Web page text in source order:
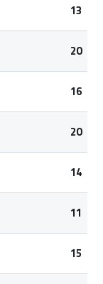
13
20
16
20
14
11
15